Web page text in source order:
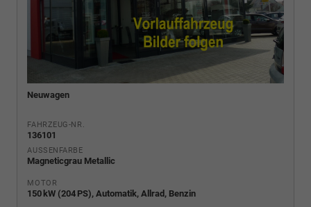
Neuwagen
FAHRZEUG-NR.
136101
AUSSENFARBE
Magneticgrau Metallic
MOTOR
150 kW (204 PS), Automatik, Allrad, Benzin